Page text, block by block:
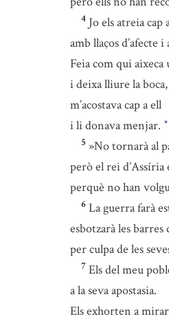
4 Jo els atreia cap
amb llaços d’afecte i
Feia com qui
i deixa lliure la boca,
m’acostava cap a ell
i li donava menjar. *
5 »No tornarà al
però el rei
perquè no han
6 La guerra farà
esbotzarà les
per culpa de les
7 Els del meu
a la seva apostasia.
Els exhorten a